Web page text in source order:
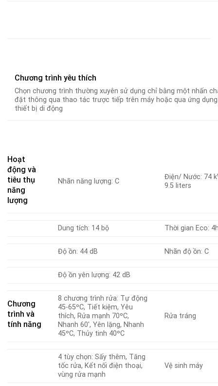
Chương trình yêu thích
Chọn chương trình thường xuyên sử dụng chỉ bằng một nhấn
đặt thông qua thao tác trược tiếp trên máy hoặc qua ứng
thiết bị di động
Hoạt
động và
tiêu thụ
năng
lượng
Nhãn năng lượng: C
Điện/ Nước: 74
9.5 liters
Dung tích: 14 bộ Thời gian Eco:
Độ ồn: 44 dB Nhãn độ ồn: C
Độ ồn yên lượng: 42 dB
Chương
trình và
tính năng
8 chương trình rửa: Tự động
45-65ºC, Tiết kiệm, Yêu
thích, Rửa mạnh 70ºC,
Nhanh 60′, Yên lặng, Nhanh
45ºC, Thủy tinh 40ºC
Rửa tráng
4 tùy chọn: Sấy thêm, Tăng
tốc rửa, Kết nối điện thoại,
vùng rửa mạnh
Vệ sinh máy